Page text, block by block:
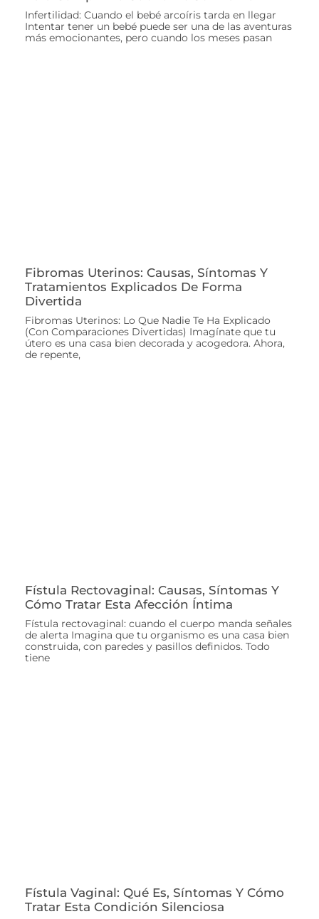
Infertilidad: Cuando el bebé arcoíris tarda en llegar
Intentar tener un bebé puede ser una de las aventuras
más emocionantes, pero cuando los meses pasan
Fibromas Uterinos: Causas, Síntomas Y
Tratamientos Explicados De Forma
Divertida
Fibromas Uterinos: Lo Que Nadie Te Ha Explicado
(Con Comparaciones Divertidas) Imagínate que tu
útero es una casa bien decorada y acogedora. Ahora,
de repente,
Fístula Rectovaginal: Causas, Síntomas Y
Cómo Tratar Esta Afección Íntima
Fístula rectovaginal: cuando el cuerpo manda señales
de alerta Imagina que tu organismo es una casa bien
construida, con paredes y pasillos definidos. Todo
tiene
Fístula Vaginal: Qué Es, Síntomas Y Cómo
Tratar Esta Condición Silenciosa